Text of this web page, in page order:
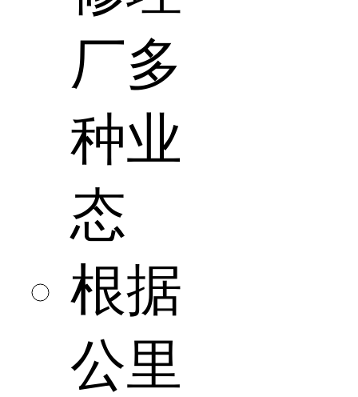
厂多
种业
态
根据
公里